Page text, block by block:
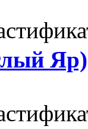
Яр)